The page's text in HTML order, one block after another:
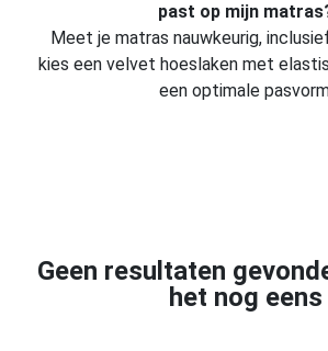
past op mijn
Meet je matras nauwkeurig,
kies een velvet hoeslaken met
een optimale
Geen resultaten
het nog eens